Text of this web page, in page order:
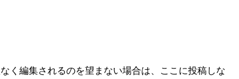
く編集されるのを望まない場合は、ここに投稿しな